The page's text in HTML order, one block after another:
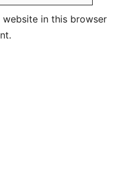
website in this browser